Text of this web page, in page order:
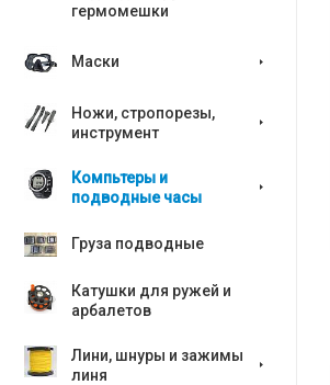
гермомешки
Маски
Ножи, стропорезы,
инструмент
Компьтеры и
подводные часы
Груза подводные
Катушки для ружей и
арбалетов
Лини, шнуры и зажимы
линя